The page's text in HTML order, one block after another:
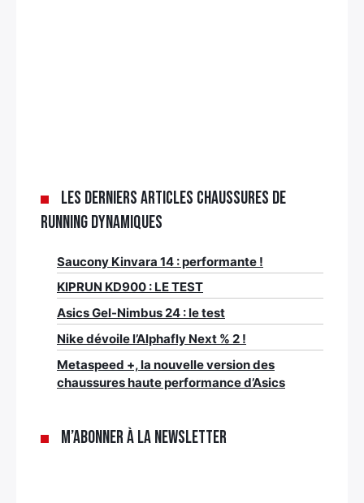
Les derniers articles Chaussures de
running dynamiques
Saucony Kinvara 14 : performante !
KIPRUN KD900 : LE TEST
Asics Gel-Nimbus 24 : le test
Nike dévoile l’Alphafly Next % 2 !
Metaspeed +, la nouvelle version des
chaussures haute performance d’Asics
M’abonner à la newsletter